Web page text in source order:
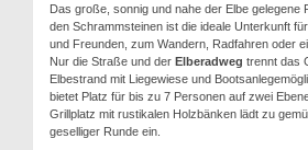
Das große, sonnig und nahe der Elbe gelegene
den Schrammsteinen ist die ideale Unterkunft
und Freunden, zum Wandern, Radfahren oder
Nur die Straße und der Elberadweg trennt das
Elbestrand mit Liegewiese und
bietet Platz für bis zu 7 Personen auf zwei
Grillplatz mit rustikalen Holzbänken lädt zu
geselliger Runde ein.